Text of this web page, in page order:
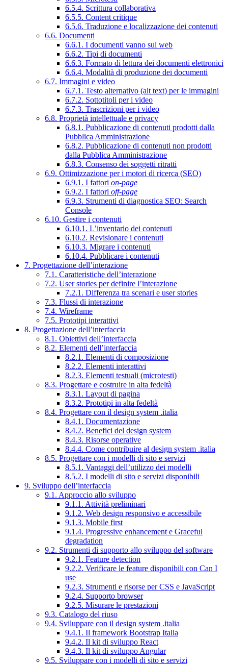
6.5.4. Scrittura collaborativa
6.5.5. Content critique
6.5.6. Traduzione e localizzazione dei contenuti
6.6. Documenti
6.6.1. I documenti vanno sul web
6.6.2. Tipi di documenti
6.6.3. Formato di lettura dei documenti elettronici
6.6.4. Modalità di produzione dei documenti
6.7. Immagini e video
6.7.1. Testo alternativo (alt text) per le immagini
6.7.2. Sottotitoli per i video
6.7.3. Trascrizioni per i video
6.8. Proprietà intellettuale e privacy
6.8.1. Pubblicazione di contenuti prodotti dalla
Pubblica Amministrazione
6.8.2. Pubblicazione di contenuti non prodotti
dalla Pubblica Amministrazione
6.8.3. Consenso dei soggetti ritratti
6.9. Ottimizzazione per i motori di ricerca (SEO)
6.9.1. I fattori on-page
6.9.2. I fattori off-page
6.9.3. Strumenti di diagnostica SEO: Search
Console
6.10. Gestire i contenuti
6.10.1. L’inventario dei contenuti
6.10.2. Revisionare i contenuti
6.10.3. Migrare i contenuti
6.10.4. Pubblicare i contenuti
7. Progettazione dell’interazione
7.1. Caratteristiche dell’interazione
7.2. User stories per definire l’interazione
7.2.1. Differenza tra scenari e user stories
7.3. Flussi di interazione
7.4. Wireframe
7.5. Prototipi interattivi
8. Progettazione dell’interfaccia
8.1. Obiettivi dell’interfaccia
8.2. Elementi dell’interfaccia
8.2.1. Elementi di composizione
8.2.2. Elementi interattivi
8.2.3. Elementi testuali (microtesti)
8.3. Progettare e costruire in alta fedeltà
8.3.1. Layout di pagina
8.3.2. Prototipi in alta fedeltà
8.4. Progettare con il design system .italia
8.4.1. Documentazione
8.4.2. Benefici del design system
8.4.3. Risorse operative
8.4.4. Come contribuire al design system .italia
8.5. Progettare con i modelli di sito e servizi
8.5.1. Vantaggi dell’utilizzo dei modelli
8.5.2. I modelli di sito e servizi disponibili
9. Sviluppo dell’interfaccia
9.1. Approccio allo sviluppo
9.1.1. Attività preliminari
9.1.2. Web design responsivo e accessibile
9.1.3. Mobile first
9.1.4. Progressive enhancement e Graceful
degradation
9.2. Strumenti di supporto allo sviluppo del software
9.2.1. Feature detection
9.2.2. Verificare le feature disponibili con Can I
use
9.2.3. Strumenti e risorse per CSS e JavaScript
9.2.4. Supporto browser
9.2.5. Misurare le prestazioni
9.3. Catalogo del riuso
9.4. Sviluppare con il design system .italia
9.4.1. Il framework Bootstrap Italia
9.4.2. Il kit di sviluppo React
9.4.3. Il kit di sviluppo Angular
9.5. Sviluppare con i modelli di sito e servizi